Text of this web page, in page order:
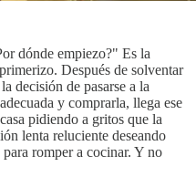
dónde empiezo?" Es la
Después de solventar
decisión de pasarse a la
y comprarla, llega ese
pidiendo a gritos que la
lenta reluciente deseando
romper a cocinar. Y no